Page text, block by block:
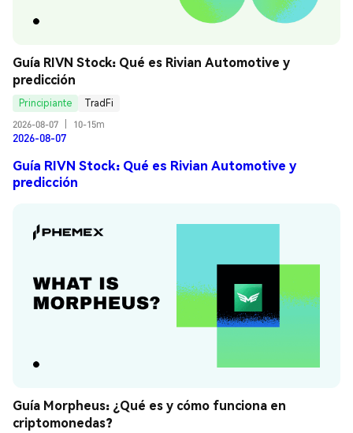
Guía RIVN Stock: Qué es Rivian Automotive y
predicción
Principiante
TradFi
2026-08-07
10-15m
2026-08-07
Guía RIVN Stock: Qué es Rivian Automotive y
predicción
Guía Morpheus: ¿Qué es y cómo funciona en
criptomonedas?